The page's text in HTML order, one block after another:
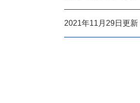
2021年11月29日更新